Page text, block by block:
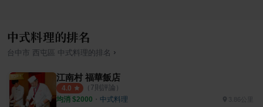
中式料理的排名
台中市 西屯區 中式料理 的排名 ›
江南村 福華飯店
4.0 （ 7則評論）
均消 $2000 ・ 中式料理